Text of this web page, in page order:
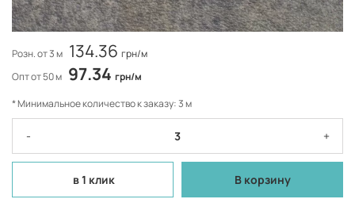
Розн. от 3 м 134.36 грн/м
Опт от 50 м 97.34 грн/м
* Минимальное количество к заказу: 3 м
- +
в 1 клик В корзину